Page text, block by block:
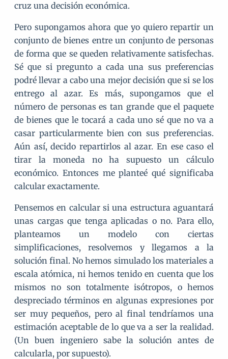
cruz una decisión económica.
Pero supongamos ahora que yo quiero repartir un
conjunto de bienes entre un conjunto de personas
de forma que se queden relativamente satisfechas.
Sé que si pregunto a cada una sus preferencias
podré llevar a cabo una mejor decisión que si se los
entrego al azar. Es más, supongamos que el
número de personas es tan grande que el paquete
de bienes que le tocará a cada uno sé que no va a
casar particularmente bien con sus preferencias.
Aún así, decido repartirlos al azar. En ese caso el
tirar la moneda no ha supuesto un cálculo
económico. Entonces me planteé qué significaba
calcular exactamente.
Pensemos en calcular si una estructura aguantará
unas cargas que tenga aplicadas o no. Para ello,
planteamos un modelo con ciertas
simplificaciones, resolvemos y llegamos a la
solución final. No hemos simulado los materiales a
escala atómica, ni hemos tenido en cuenta que los
mismos no son totalmente isótropos, o hemos
despreciado términos en algunas expresiones por
ser muy pequeños, pero al final tendríamos una
estimación aceptable de lo que va a ser la realidad.
(Un buen ingeniero sabe la solución antes de
calcularla, por supuesto).